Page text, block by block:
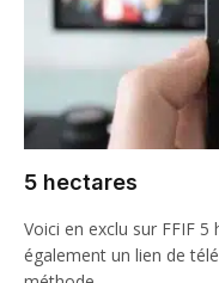
5 hectares
Voici en exclu sur FFIF
également un lien de